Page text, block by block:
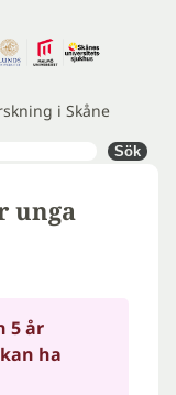
i Skåne
Sök
unga
5 år
ha